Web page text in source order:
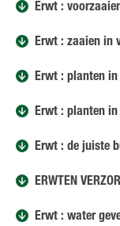
Erwt :
Erwt : zaaien in
Erwt : planten
Erwt : planten
Erwt : de juiste
ERWTEN
Erwt : water